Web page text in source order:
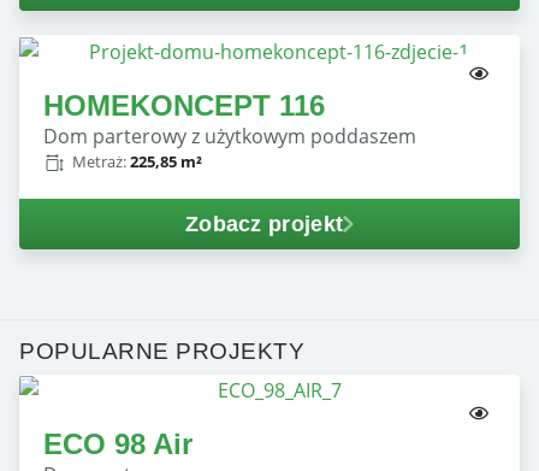
HOMEKONCEPT 116
dom parterowy z użytkowym poddaszem
Metraż:225,85 m²
Zobacz projekt
POPULARNE PROJEKTY
ECO 98 Air